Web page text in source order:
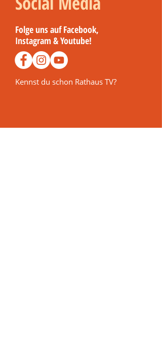
Folge uns auf Facebook,
Instagram & Youtube!
Kennst du schon Rathaus TV?